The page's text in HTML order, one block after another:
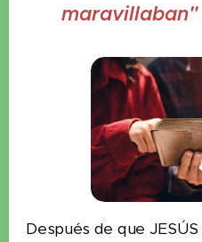
maravillaban"
Después de que